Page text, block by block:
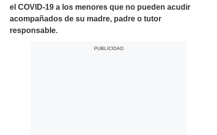
el COVID-19 a los menores que no pueden acudir
acompañados de su madre, padre o tutor
responsable.